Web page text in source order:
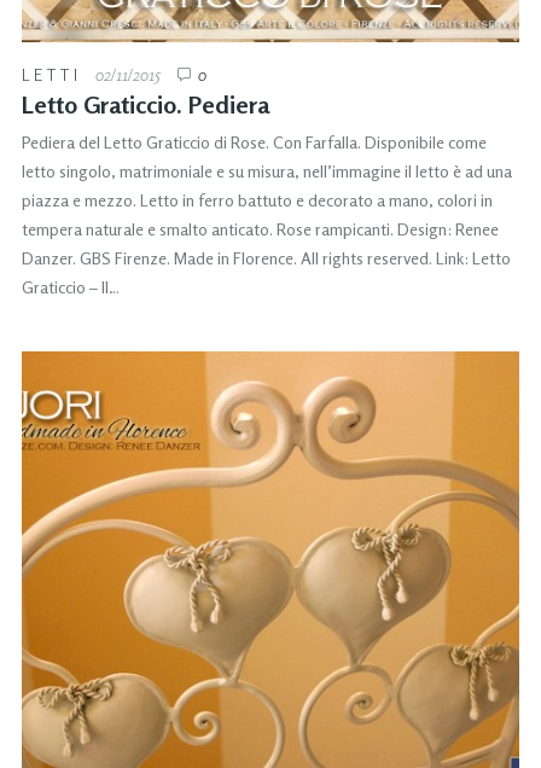
LETTI 02/11/2015 0
Letto Graticcio. Pediera
Pediera del Letto Graticcio di Rose. Con Farfalla. Disponibile come
letto singolo, matrimoniale e su misura, nell’immagine il letto è ad una
piazza e mezzo. Letto in ferro battuto e decorato a mano, colori in
tempera naturale e smalto anticato. Rose rampicanti. Design: Renee
Danzer. GBS Firenze. Made in Florence. All rights reserved. Link: Letto
Graticcio – Il…